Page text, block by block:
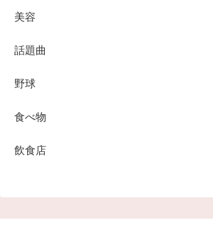
美容
話題曲
野球
食べ物
飲食店